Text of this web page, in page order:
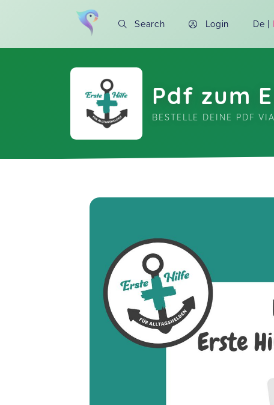
Search Login De |
Pdf zum
BESTELLE DEINE PDF